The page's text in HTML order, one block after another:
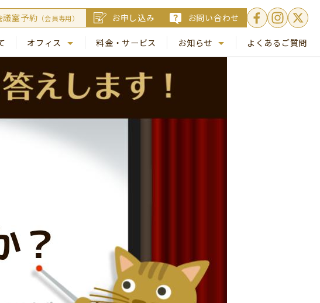
議室予約 （会員専用） お申し込み お問い合わせ
オフィス
Busico. 梅田
料金・サービス
お知らせ
Busico.通信
よくあるご質問